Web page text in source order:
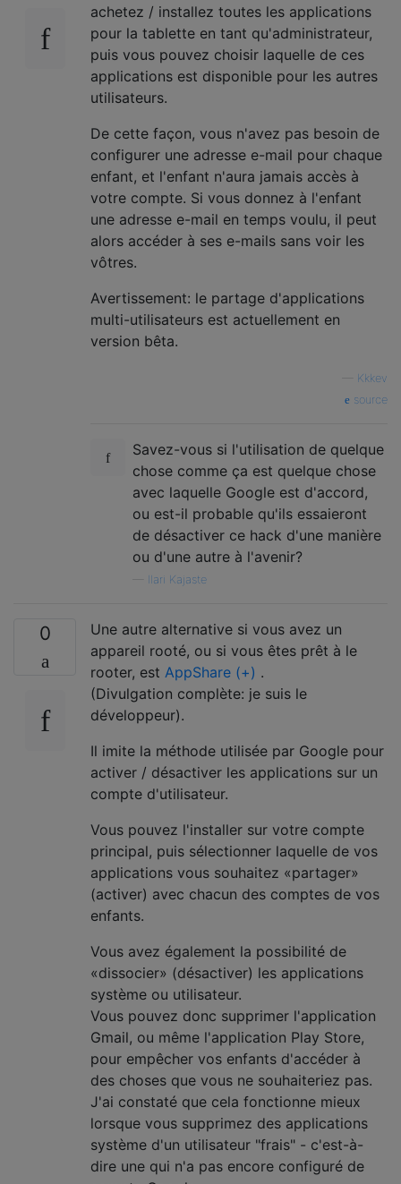
achetez / installez toutes les applications
pour la tablette en tant qu'administrateur,
puis vous pouvez choisir laquelle de ces
applications est disponible pour les autres
utilisateurs.
De cette façon, vous n'avez pas besoin de
configurer une adresse e-mail pour chaque
enfant, et l'enfant n'aura jamais accès à
votre compte. Si vous donnez à l'enfant
une adresse e-mail en temps voulu, il peut
alors accéder à ses e-mails sans voir les
vôtres.
Avertissement: le partage d'applications
multi-utilisateurs est actuellement en
version bêta.
Kkkev
source
Savez-vous si l'utilisation de quelque
chose comme ça est quelque chose
avec laquelle Google est d'accord,
ou est-il probable qu'ils essaieront
de désactiver ce hack d'une manière
ou d'une autre à l'avenir?
Ilari Kajaste
0
Une autre alternative si vous avez un
appareil rooté, ou si vous êtes prêt à le
rooter, est AppShare (+) .
(Divulgation complète: je suis le
développeur).
Il imite la méthode utilisée par Google pour
activer / désactiver les applications sur un
compte d'utilisateur.
Vous pouvez l'installer sur votre compte
principal, puis sélectionner laquelle de vos
applications vous souhaitez «partager»
(activer) avec chacun des comptes de vos
enfants.
Vous avez également la possibilité de
«dissocier» (désactiver) les applications
système ou utilisateur.
Vous pouvez donc supprimer l'application
Gmail, ou même l'application Play Store,
pour empêcher vos enfants d'accéder à
des choses que vous ne souhaiteriez pas.
J'ai constaté que cela fonctionne mieux
lorsque vous supprimez des applications
système d'un utilisateur "frais" - c'est-à-
dire une qui n'a pas encore configuré de